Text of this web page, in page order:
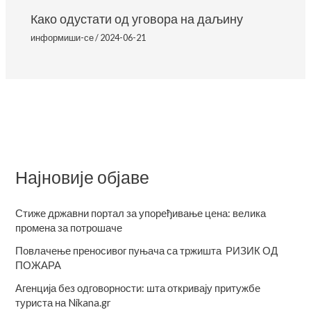
Како одустати од уговора на даљину
информиши-се/2024-06-21
Најновије објаве
Стиже државни портал за упоређивање цена: велика
промена за потрошаче
Повлачење преносивог пуњача са тржишта РИЗИК ОД
ПОЖАРА
Агенција без одговорности: шта откривају притужбе
туриста на Nikana.gr